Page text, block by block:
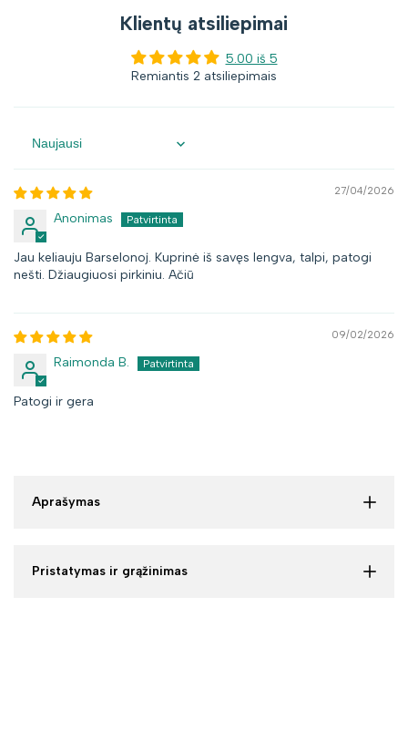
Klientų atsiliepimai
5.00 iš 5
Remiantis 2 atsiliepimais
Sort by
27/04/2026
Anonimas
Jau keliauju Barselonoj. Kuprinė iš savęs lengva, talpi, patogi
nešti. Džiaugiuosi pirkiniu. Ačiū
09/02/2026
Raimonda B.
Patogi ir gera
Aprašymas
Pristatymas ir grąžinimas